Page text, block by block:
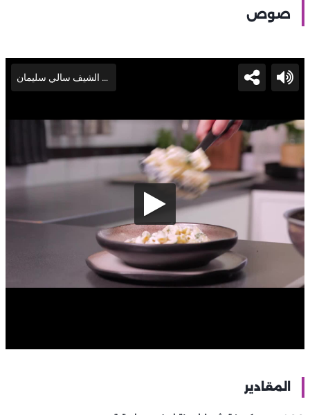
صوص
المقادير